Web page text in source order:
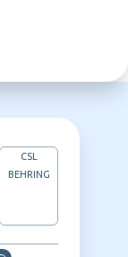
CSL
BEHRING